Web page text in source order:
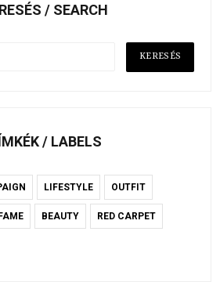
/ SEARCH
/ LABELS
LIFESTYLE OUTFIT
BEAUTY RED CARPET